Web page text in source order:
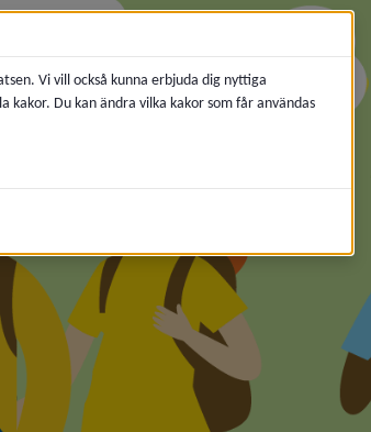
Vi vill också kunna erbjuda dig nyttiga
Du kan ändra vilka kakor som får användas